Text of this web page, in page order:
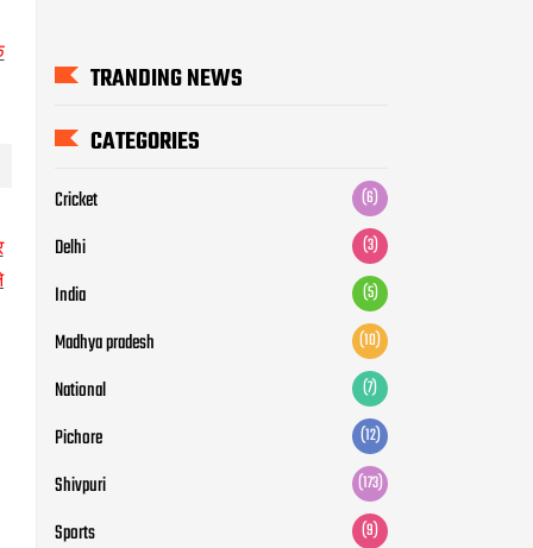
TRANDING NEWS
CATEGORIES
Cricket (6)
Delhi (3)
India (5)
Madhya pradesh (10)
National (7)
Pichore (12)
Shivpuri (173)
Sports (9)